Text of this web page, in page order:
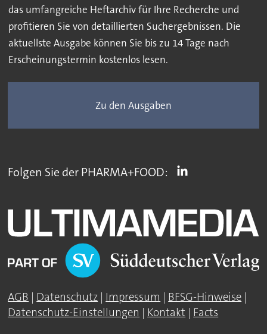
das umfangreiche Heftarchiv für Ihre Recherche und
profitieren Sie von detaillierten Suchergebnissen. Die
aktuellste Ausgabe können Sie bis zu 14 Tage nach
Erscheinungstermin kostenlos lesen.
Zu den Ausgaben
Folgen Sie der PHARMA+FOOD:
AGB | Datenschutz | Impressum | BFSG-Hinweise |
Datenschutz-Einstellungen | Kontakt | Facts